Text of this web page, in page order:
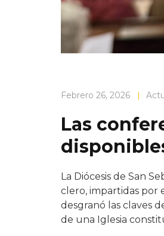
Febrero 26, 2026 |
Las
La Diócesis de San
clero, impartidas por
desgranó las claves
de una Iglesia